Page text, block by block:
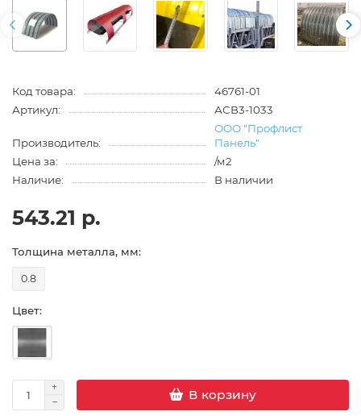
Код товара:
46761-01
Артикул:
АСВ3-1033
Производитель:
ООО "Профлист
Панель"
Цена за:
/м2
Наличие:
В наличии
543.21 р.
Толщина металла, мм:
0.8
Цвет:
В корзину